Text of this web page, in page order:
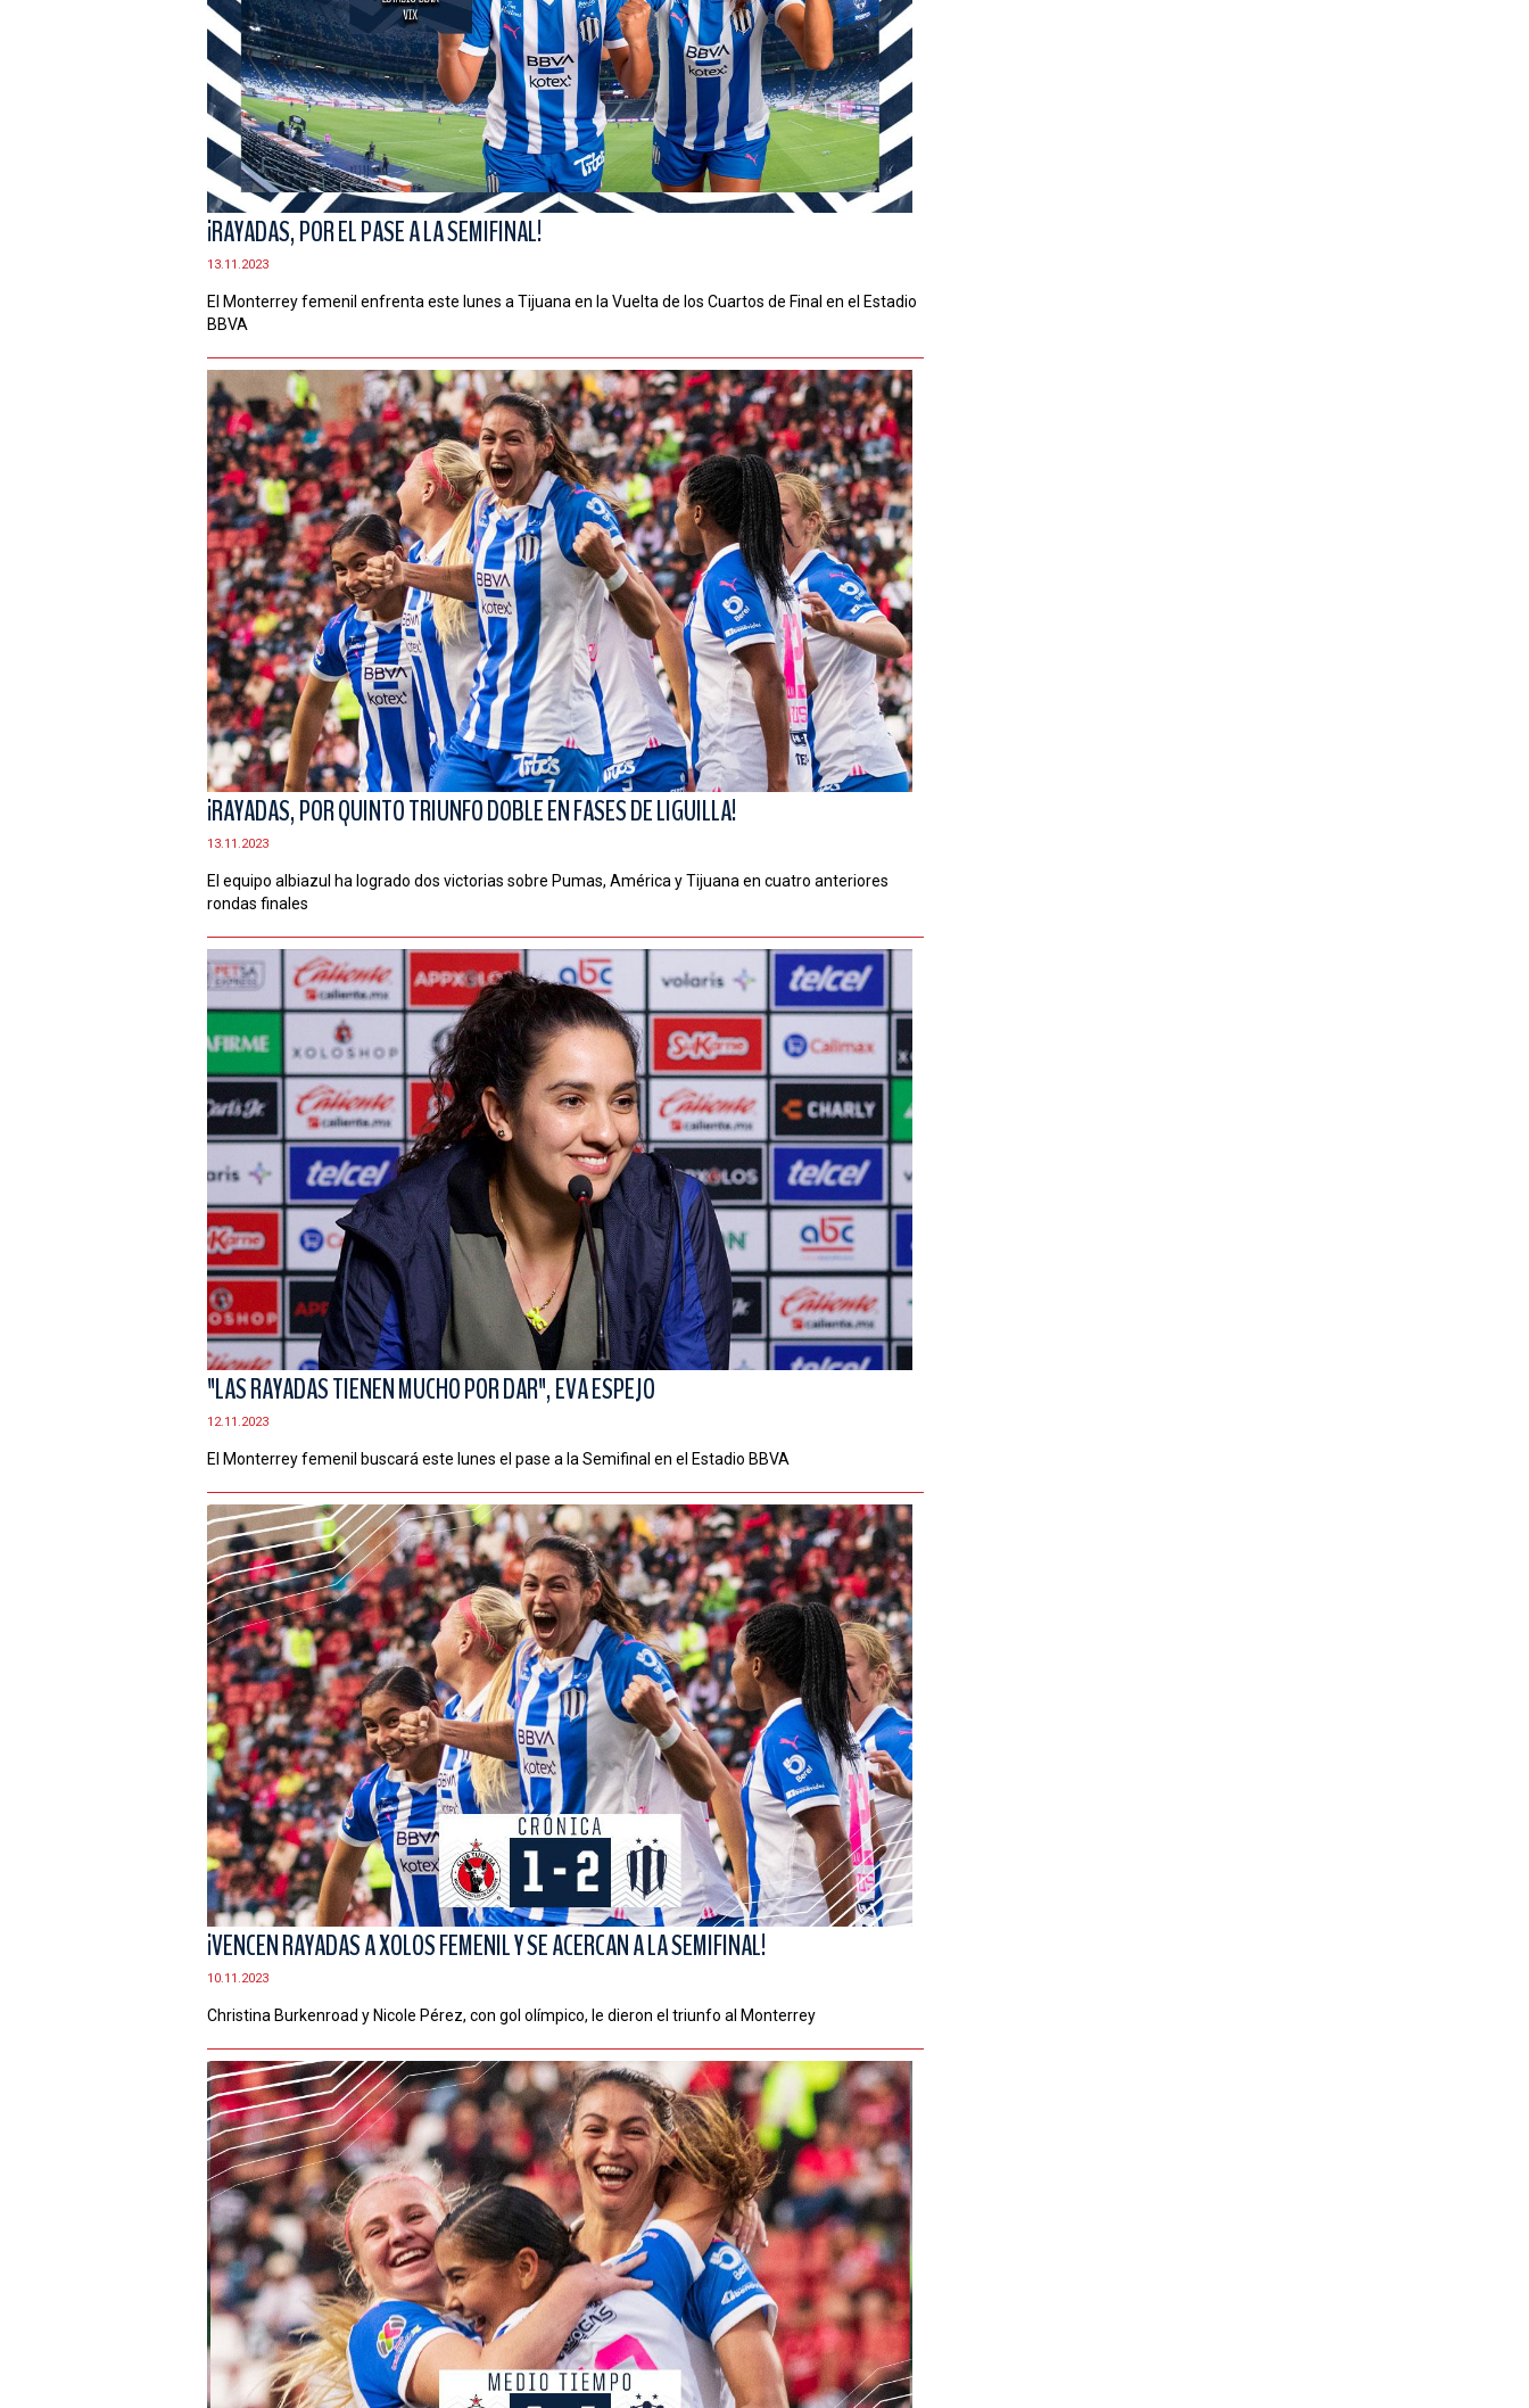
¡RAYADAS, POR EL PASE A LA SEMIFINAL!
13.11.2023
El Monterrey femenil enfrenta este lunes a Tijuana en la Vuelta de los Cuartos de Final en el Estadio
BBVA
¡RAYADAS, POR QUINTO TRIUNFO DOBLE EN FASES DE LIGUILLA!
13.11.2023
El equipo albiazul ha logrado dos victorias sobre Pumas, América y Tijuana en cuatro anteriores
rondas finales
"LAS RAYADAS TIENEN MUCHO POR DAR", EVA ESPEJO
12.11.2023
El Monterrey femenil buscará este lunes el pase a la Semifinal en el Estadio BBVA
¡VENCEN RAYADAS A XOLOS FEMENIL Y SE ACERCAN A LA SEMIFINAL!
10.11.2023
Christina Burkenroad y Nicole Pérez, con gol olímpico, le dieron el triunfo al Monterrey